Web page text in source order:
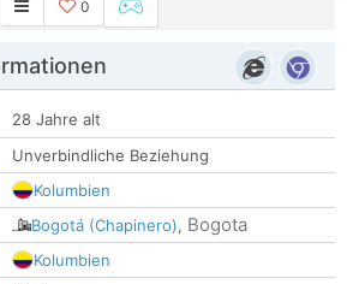
0
28 Jahre alt
Unverbindliche Beziehung
Kolumbien
Bogotá (Chapinero), Bogota
Kolumbien